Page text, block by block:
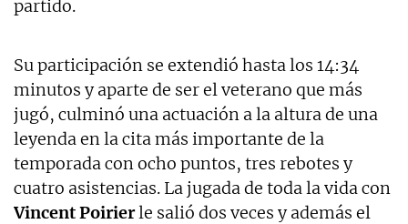
partido.
Su participación se extendió hasta los 14:34
minutos y aparte de ser el veterano que más
jugó, culminó una actuación a la altura de una
leyenda en la cita más importante de la
temporada con ocho puntos, tres rebotes y
cuatro asistencias. La jugada de toda la vida con
Vincent Poirierle salió dos veces y además el